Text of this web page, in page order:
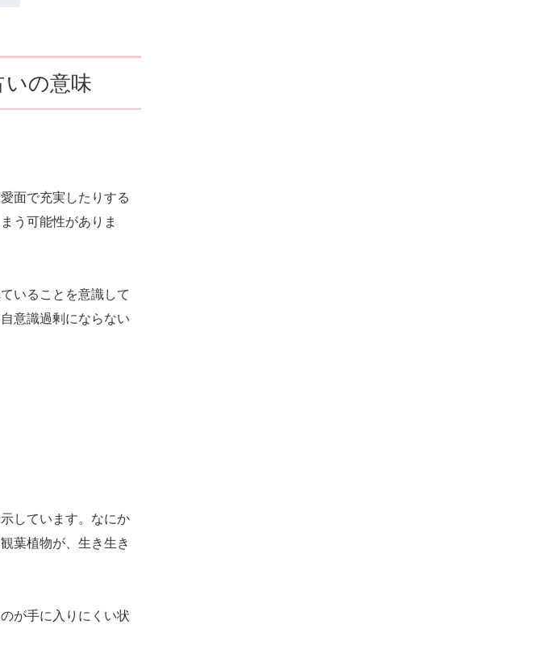
いの意味
面で充実したりする
う可能性がありま
いることを意識して
意識過剰にならない
しています。なにか
葉植物が、生き生き
が手に入りにくい状